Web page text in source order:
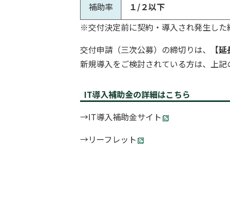
補助率
１/２以下
※交付決定前に契約・導入され発生した
交付申請（三次公募）の締切りは、
【
新規導入をご検討されている方は、上
IT導入補助金の詳細はこちら
→IT導入補助金サイト
→リーフレット